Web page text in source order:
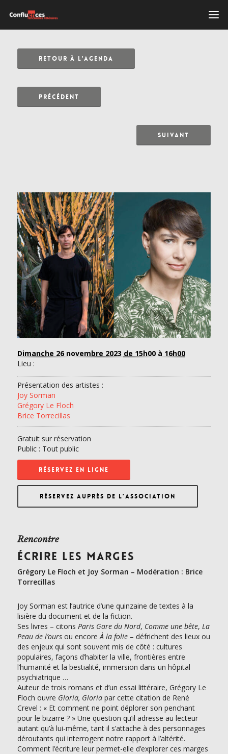
RETOUR À L'AGENDA
PRÉCÉDENT
SUIVANT
Dimanche 26 novembre 2023 de 15h00 à 16h00
Lieu :
Présentation des artistes :
Joy Sorman
Grégory Le Floch
Brice Torrecillas
Gratuit sur réservation
Public : Tout public
RÉSERVEZ EN LIGNE
RÉSERVEZ AUPRÈS DE L’ASSOCIATION
Rencontre
ÉCRIRE LES MARGES
Grégory Le Floch et Joy Sorman – Modération : Brice
Torrecillas
Joy Sorman est l’autrice d’une quinzaine de textes à la
lisière du document et de la fiction.
Ses livres – citons Paris Gare du Nord, Comme une bête, La
Peau de l’oursou encore À la folie– défrichent des lieux ou
des enjeux qui sont souvent mis de côté : cultures
populaires, façons d’habiter la ville, frontières entre
l’humanité et la bestialité, immersion dans un hôpital
psychiatrique …
Auteur de trois romans et d’un essai littéraire, Grégory Le
Floch ouvre Gloria, Gloriapar cette citation de René
Crevel : « Et comment ne point déplorer son penchant
pour le bizarre ? » Une question qu’il adresse au lecteur
autant qu’à lui-même, tant il s’attache à des personnages
déroutants qui interrogent notre rapport à l’altérité.
Comment l’écriture leur permet-elle d’explorer ces marges